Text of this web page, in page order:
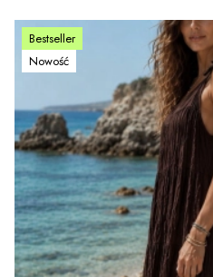
Bestseller
Nowość